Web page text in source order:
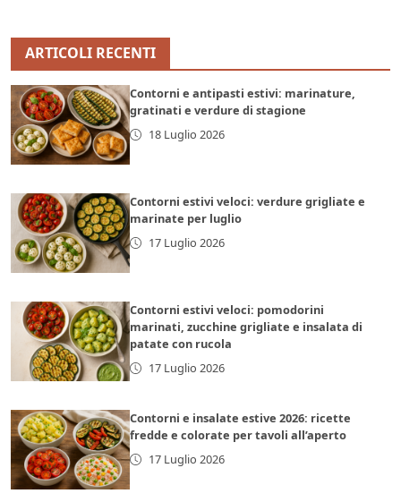
ARTICOLI RECENTI
Contorni e antipasti estivi: marinature,
gratinati e verdure di stagione
18 Luglio 2026
Contorni estivi veloci: verdure grigliate e
marinate per luglio
17 Luglio 2026
Contorni estivi veloci: pomodorini
marinati, zucchine grigliate e insalata di
patate con rucola
17 Luglio 2026
Contorni e insalate estive 2026: ricette
fredde e colorate per tavoli all’aperto
17 Luglio 2026